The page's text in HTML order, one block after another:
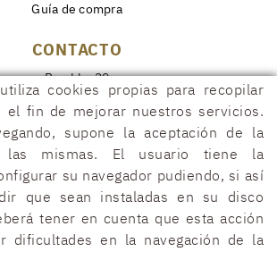
Guía de compra
CONTACTO
Rambla, 29
17600 FIGUERES (Girona)
972 50 00 07
690 91 26 40
rambla29@rambla29.com
cookies propias para recopilar
el fin de mejorar nuestros servicios.
supone la aceptación de la
las mismas. El usuario tiene la
su navegador pudiendo, si así
que sean instaladas en su disco
tener en cuenta que esta acción
dificultades en la navegación de la